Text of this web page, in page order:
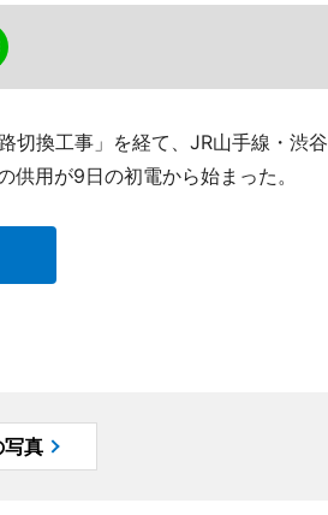
切換工事」を経て、JR山手線・渋谷
用が9日の初電から始まった。
写真